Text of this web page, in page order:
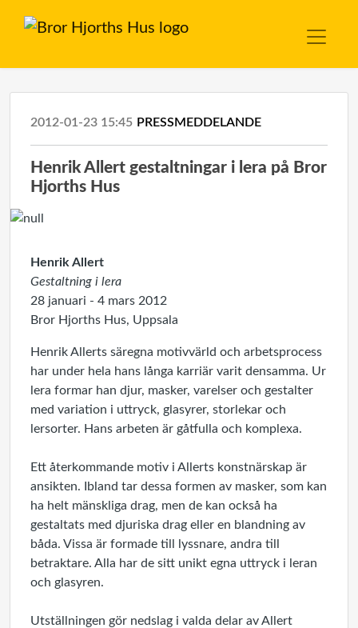
2012-01-23 15:45 PRESSMEDDELANDE
Henrik Allert gestaltningar i lera på Bror
Hjorths Hus
Henrik Allert
Gestaltning i lera
28 januari - 4 mars 2012
Bror Hjorths Hus, Uppsala
Henrik Allerts säregna motivvärld och arbetsprocess
har under hela hans långa karriär varit densamma. Ur
lera formar han djur, masker, varelser och gestalter
med variation i uttryck, glasyrer, storlekar och
lersorter. Hans arbeten är gåtfulla och komplexa.
Ett återkommande motiv i Allerts konstnärskap är
ansikten. Ibland tar dessa formen av masker, som kan
ha helt mänskliga drag, men de kan också ha
gestaltats med djuriska drag eller en blandning av
båda. Vissa är formade till lyssnare, andra till
betraktare. Alla har de sitt unikt egna uttryck i leran
och glasyren.
Utställningen gör nedslag i valda delar av Allert